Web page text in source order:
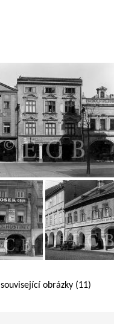
související obrázky (11)